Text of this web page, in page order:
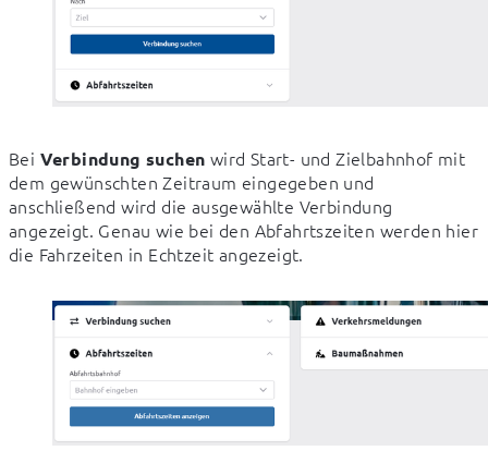
Bei Verbindung suchen wird Start- und Zielbahnhof mit
dem gewünschten Zeitraum eingegeben und
anschließend wird die ausgewählte Verbindung
angezeigt. Genau wie bei den Abfahrtszeiten werden hier
die Fahrzeiten in Echtzeit angezeigt.